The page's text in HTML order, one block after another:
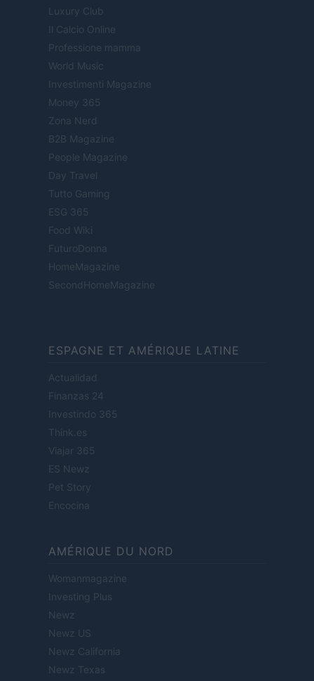
Luxury Club
Il Calcio Online
Professione mamma
World Music
Investimenti Magazine
Money 365
Zona Nerd
B2B Magazine
People Magazine
Day Travel
Tutto Gaming
ESG 365
Food Wiki
FuturoDonna
HomeMagazine
SecondHomeMagazine
ESPAGNE ET AMÉRIQUE LATINE
Actualidad
Finanzas 24
Investindo 365
Think.es
Viajar 365
ES Newz
Pet Story
Encocina
AMÉRIQUE DU NORD
Womanmagazine
Investing Plus
Newz
Newz US
Newz California
Newz Texas